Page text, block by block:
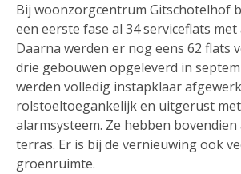
Bij woonzorgcentrum Gitschotelhof
een eerste fase al 34 serviceflats
Daarna werden er nog eens 62 flats
drie gebouwen opgeleverd in
werden volledig instapklaar
rolstoeltoegankelijk en uitgerust
alarmsysteem. Ze hebben bovendien
terras. Er is bij de vernieuwing ook
groenruimte.